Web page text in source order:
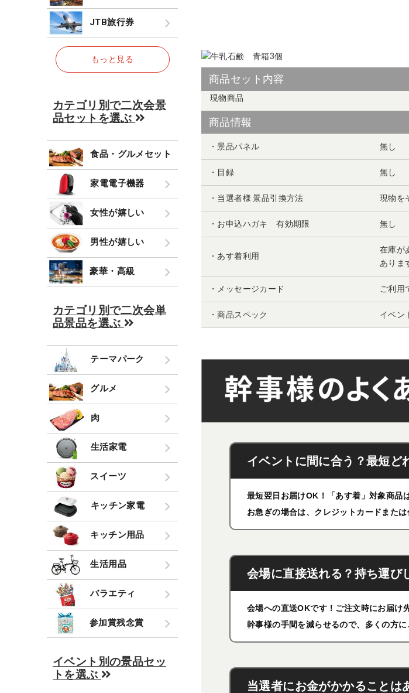
JTB旅行券
もっと見る
カテゴリ別で二次会景
品セットを選ぶ
食品・グルメセット
家電電子機器
女性が嬉しい
男性が嬉しい
豪華・高級
カテゴリ別で二次会単
品景品を選ぶ
テーマパーク
グルメ
肉
生活家電
スイーツ
キッチン家電
キッチン用品
生活用品
バラエティ
参加賞残念賞
イベント別の景品セッ
トを選ぶ
商品セット内容
現物商品
商品情報
・景品パネル 無し
・目録 無し
・当選者様 景品引換方法 現物を
・お申込ハガキ 有効期限 無し
・あす着利用
在庫が
ありま
・メッセージカード ご利用
・商品スペック イベン
イベントに間に合う？最短ど
最短翌日お届けOK！「あす着」対象商品
お急ぎの場合は、クレジットカードまたは
会場に直接送れる？持ち運び
会場への直送OKです！ご注文時にお届け
幹事様の手間を減らせるので、多くの方に
当選者にお金がかかることは